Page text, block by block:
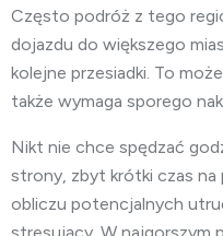
Często podróż z tego
dojazdu do większego
kolejne przesiadki. To
także wymaga sporego
Nikt nie chce spędzać
strony, zbyt krótki czas na
obliczu potencjalnych